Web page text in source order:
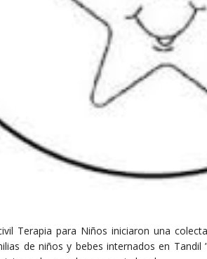
Terapia para Niños iniciaron una
de niños y bebes internados en Tandil